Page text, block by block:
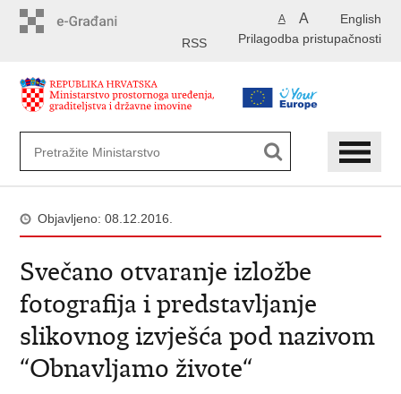
English
A A
Prilagodba pristupačnosti
RSS
Objavljeno: 08.12.2016.
Svečano otvaranje izložbe
fotografija i predstavljanje
slikovnog izvješća pod nazivom
“Obnavljamo živote“